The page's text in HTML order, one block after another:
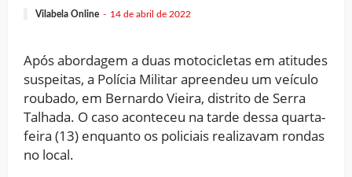
Vilabela Online 14 de abril de 2022
Após abordagem a duas motocicletas em atitudes
suspeitas, a Polícia Militar apreendeu um veículo
roubado, em Bernardo Vieira, distrito de Serra
Talhada. O caso aconteceu na tarde dessa quarta-
feira (13) enquanto os policiais realizavam rondas
no local.